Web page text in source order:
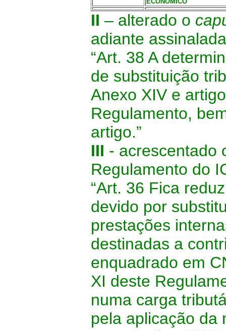
II – alterado o
adiante
“Art. 38 A
de substituição
Anexo XIV e
Regulamento,
artigo.”
III - acrescentado
Regulamento do
“Art. 36 Fica
devido por
prestações
destinadas a
enquadrado em
XI deste
numa carga
pela aplicação da